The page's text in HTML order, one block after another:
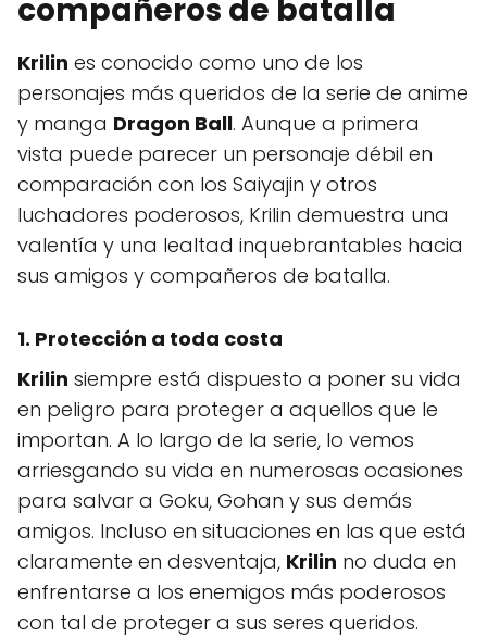
compañeros de batalla
Krilin es conocido como uno de los
personajes más queridos de la serie de anime
y manga Dragon Ball. Aunque a primera
vista puede parecer un personaje débil en
comparación con los Saiyajin y otros
luchadores poderosos, Krilin demuestra una
valentía y una lealtad inquebrantables hacia
sus amigos y compañeros de batalla.
1. Protección a toda costa
Krilin siempre está dispuesto a poner su vida
en peligro para proteger a aquellos que le
importan. A lo largo de la serie, lo vemos
arriesgando su vida en numerosas ocasiones
para salvar a Goku, Gohan y sus demás
amigos. Incluso en situaciones en las que está
claramente en desventaja, Krilin no duda en
enfrentarse a los enemigos más poderosos
con tal de proteger a sus seres queridos.